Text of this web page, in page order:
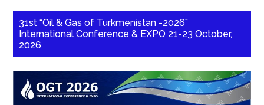
31st “Oil & Gas of Turkmenistan -2026”
International Conference & EXPO 21-23 October,
2026